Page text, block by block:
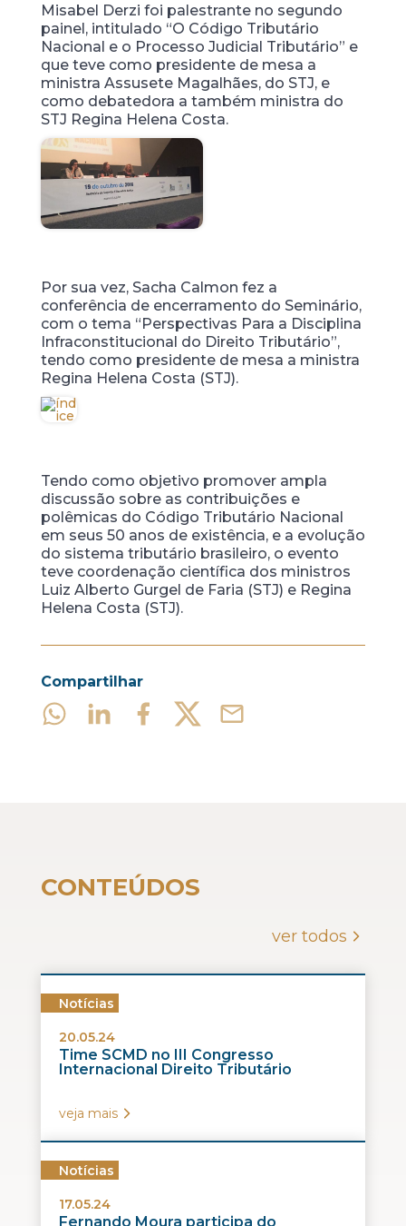
Misabel Derzi foi palestrante no segundo
painel, intitulado “O Código Tributário
Nacional e o Processo Judicial Tributário” e
que teve como presidente de mesa a
ministra Assusete Magalhães, do STJ, e
como debatedora a também ministra do
STJ Regina Helena Costa.
Por sua vez, Sacha Calmon fez a
conferência de encerramento do Seminário,
com o tema “Perspectivas Para a Disciplina
Infraconstitucional do Direito Tributário”,
tendo como presidente de mesa a ministra
Regina Helena Costa (STJ).
Tendo como objetivo promover ampla
discussão sobre as contribuições e
polêmicas do Código Tributário Nacional
em seus 50 anos de existência, e a evolução
do sistema tributário brasileiro, o evento
teve coordenação científica dos ministros
Luiz Alberto Gurgel de Faria (STJ) e Regina
Helena Costa (STJ).
Compartilhar
CONTEÚDOS
ver todos
Notícias
20.05.24
Time SCMD no III Congresso
Internacional Direito Tributário
veja mais
Notícias
17.05.24
Fernando Moura participa do